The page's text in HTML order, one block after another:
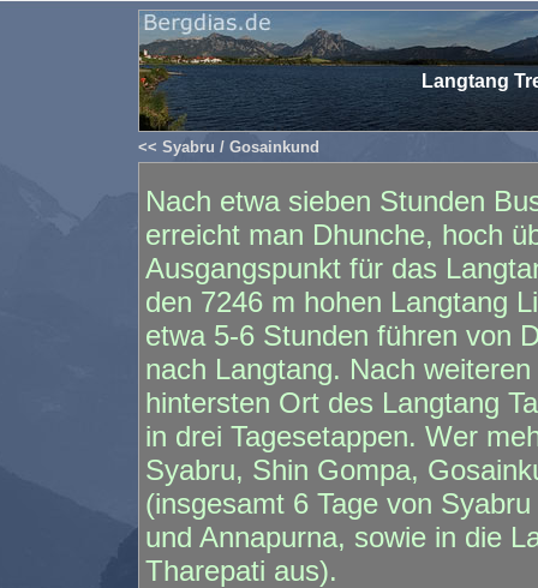
Langtang
<< Syabru / Gosainkund
Nach etwa sieben Stunden
erreicht man Dhunche, hoch
Ausgangspunkt für das
den 7246 m hohen Langtang
etwa 5-6 Stunden führen von
nach Langtang. Nach
hintersten Ort des Langtang
in drei Tagesetappen. Wer
Syabru, Shin Gompa,
(insgesamt 6 Tage von
und Annapurna, sowie in die
Tharepati aus).